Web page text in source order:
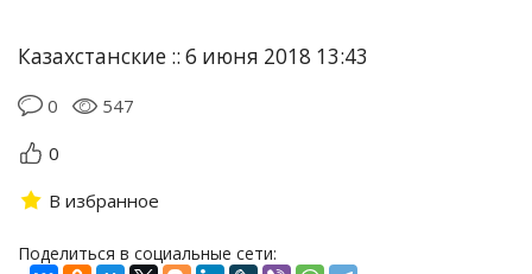
Казахстанские :: 6 июня 2018 13:43
0
547
0
В избранное
Поделиться в социальные сети: